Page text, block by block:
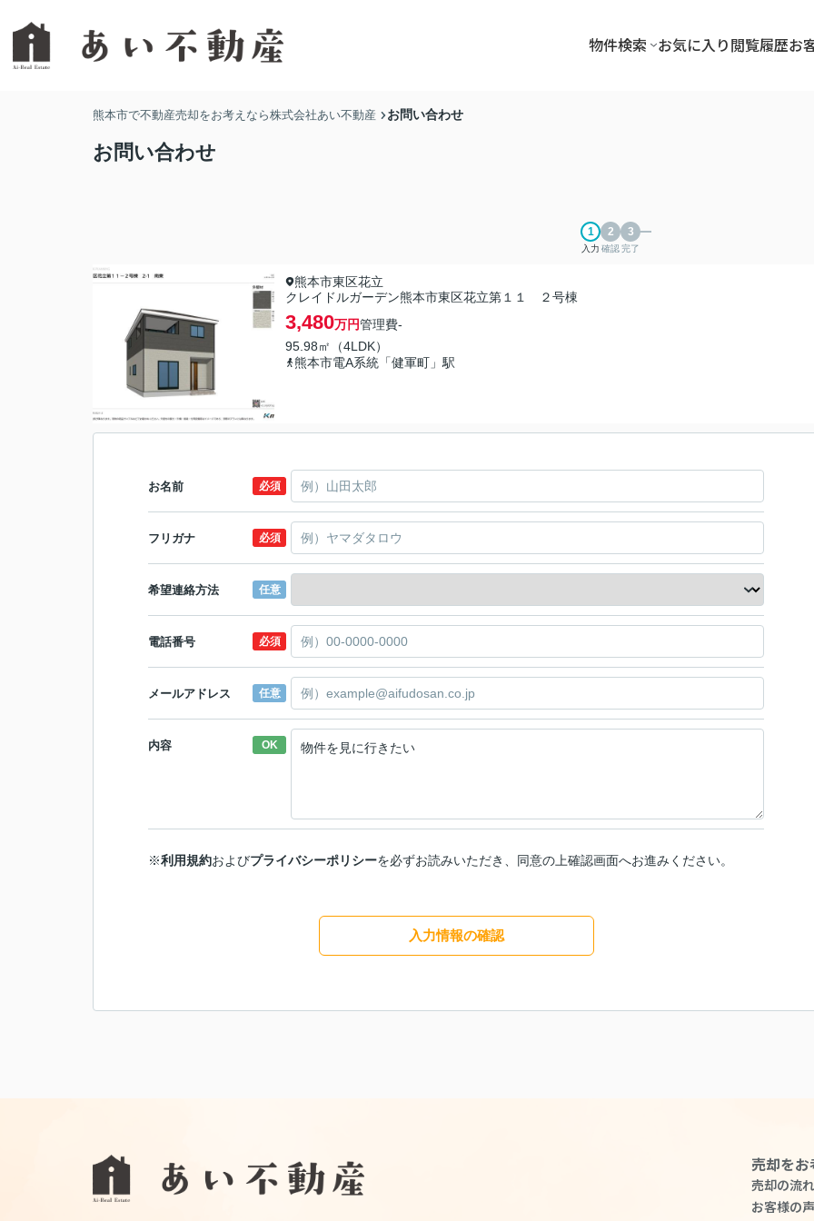
物件検索 お気に入り閲覧履歴お
熊本市で不動産売却をお考えなら株式会社あい不動産 お問い合わせ
お問い合わせ
入力 確認完了
熊本市東区花立
クレイドルガーデン熊本市東区花立第１１ ２号棟
3,480万円管理費-
95.98㎡（4LDK）
熊本市電A系統「健軍町」駅
お名前 必須
フリガナ 必須
希望連絡方法 任意
電話番号 必須
メールアドレス 任意
内容 OK
※利用規約およびプライバシーポリシーを必ずお読みいただき、同意の上確認画面へお進みください。
入力情報の確認
売却を
売却の流れ
お客様の声